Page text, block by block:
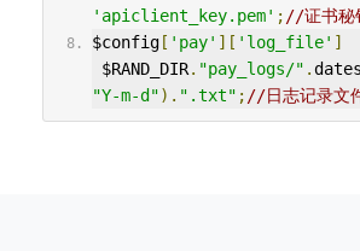
'apiclient_key.pem' ; //证书秘
$config[ 'pay' ][ 'log_file' ]
$RAND_DIR. "pay_logs/" .dates
"Y-m-d"). ".txt" ; //日志记录文